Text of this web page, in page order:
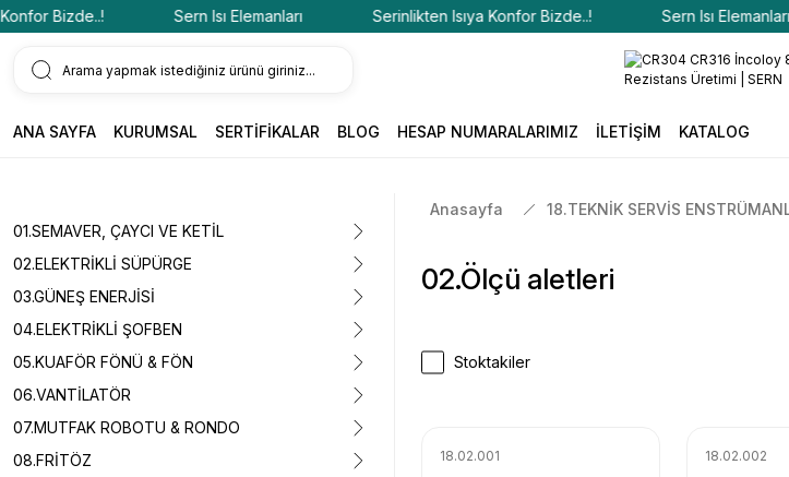
Bizde..! Sern Isı Elemanları Serinlikten Isıya Konfor Bizde..! Sern Isı Elemanları
ANA SAYFA KURUMSAL SERTİFİKALAR BLOG HESAP NUMARALARIMIZ İLETİŞİM KATALOG
01.SEMAVER, ÇAYCI VE KETİL
02.ELEKTRİKLİ SÜPÜRGE
03.GÜNEŞ ENERJİSİ
04.ELEKTRİKLİ ŞOFBEN
05.KUAFÖR FÖNÜ & FÖN
06.VANTİLATÖR
07.MUTFAK ROBOTU & RONDO
08.FRİTÖZ
Anasayfa 18.TEKNİK SERVİS
02.Ölçü aletleri
Stoktakiler
18.02.001 18.02.002